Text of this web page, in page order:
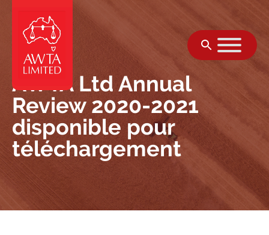
AWTA Ltd Annual
Review 2020-2021
disponible pour
téléchargement